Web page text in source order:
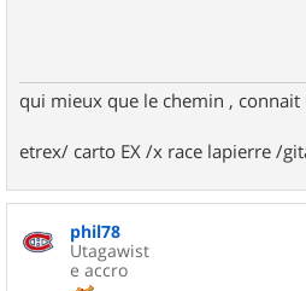
qui mieux que le chemin ,
etrex/ carto EX /x race lapierre /
phil78
Utagawist
e accro